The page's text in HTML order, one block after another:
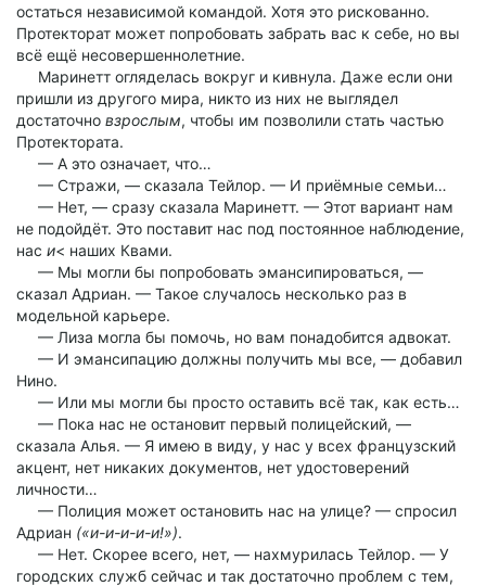
остаться независимой командой. Хотя это рискованно.
Протекторат может попробовать забрать вас к себе, но вы
всё ещё несовершеннолетние.
Маринетт огляделась вокруг и кивнула. Даже если они
пришли из другого мира, никто из них не выглядел
достаточно взрослым, чтобы им позволили стать частью
Протектората.
— А это означает, что…
— Стражи, — сказала Тейлор. — И приёмные семьи…
— Нет, — сразу сказала Маринетт. — Этот вариант нам
не подойдёт. Это поставит нас под постоянное наблюдение,
нас и< наших Квами.
— Мы могли бы попробовать эмансипироваться, —
сказал Адриан. — Такое случалось несколько раз в
модельной карьере.
— Лиза могла бы помочь, но вам понадобится адвокат.
— И эмансипацию должны получить мы все, — добавил
Нино.
— Или мы могли бы просто оставить всё так, как есть…
— Пока нас не остановит первый полицейский, —
сказала Алья. — Я имею в виду, у нас у всех французский
акцент, нет никаких документов, нет удостоверений
личности…
— Полиция может остановить нас на улице? — спросил
Адриан («и-и-и-и-и!»).
— Нет. Скорее всего, нет, — нахмурилась Тейлор. — У
городских служб сейчас и так достаточно проблем с тем,